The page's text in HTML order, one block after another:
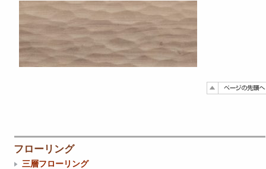
フローリング
三層フローリング